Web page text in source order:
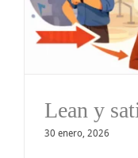
Lean y
30 enero, 2026